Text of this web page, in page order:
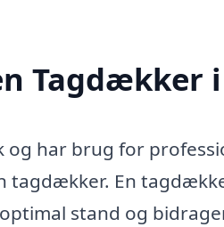
har brug for
tagdækker. En
stand og